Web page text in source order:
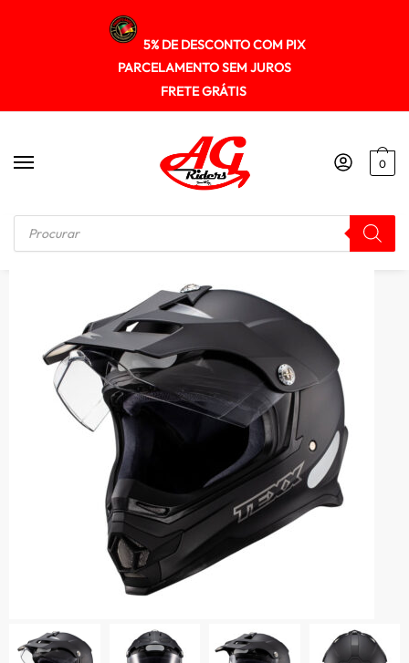
5% DE DESCONTO COM PIX
PARCELAMENTO SEM JUROS
FRETE GRÁTIS
0
Início / ADVENTURE Capacete Texx Cross Carcara Bigtrail Trilha + Leve c/ Pala